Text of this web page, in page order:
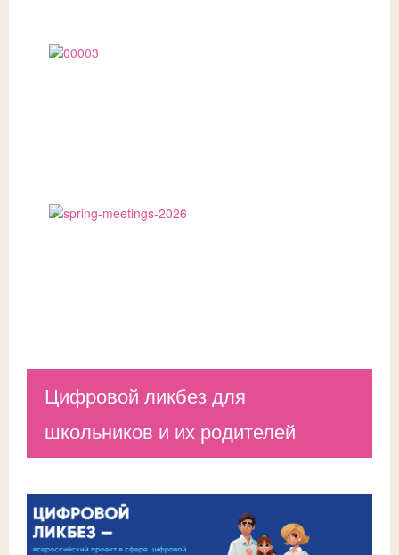
Цифровой ликбез для
школьников и их родителей